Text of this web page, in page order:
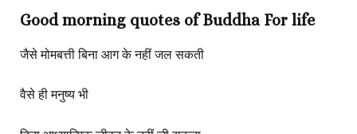
Good morning quotes of Buddha For life
जैसे मोमबत्ती बिना आग के नहीं जल सकती
वैसे ही मनुष्य भी